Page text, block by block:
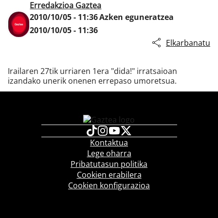
Erredakzioa Gaztea
2010/10/05 - 11:36Azken eguneratzea
2010/10/05 - 11:36
Elkarbanatu
Irailaren 27tik urriaren 1era "dida!" irratsaioan
izandako unerik onenen errepaso umoretsua.
Kontaktua
Lege oharra
Pribatutasun politika
Cookien erabilera
Cookien konfigurazioa